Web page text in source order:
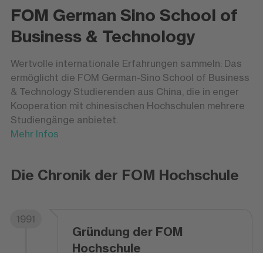
FOM German Sino School of
Business & Technology
Wertvolle internationale Erfahrungen sammeln: Das
ermöglicht die FOM German-Sino School of Business
& Technology Studierenden aus China, die in enger
Kooperation mit chinesischen Hochschulen mehrere
Studiengänge anbietet.
Mehr Infos
Die Chronik der FOM Hochschule
1991
Gründung der FOM
Hochschule